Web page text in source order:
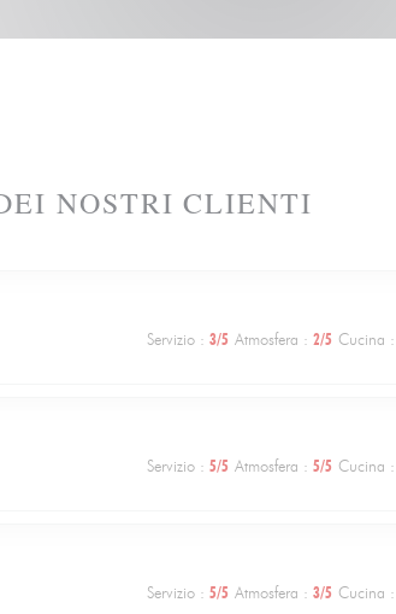
NOSTRI CLIENTI
Servizio : 3/5 Atmosfera : 2/5 Cucina :
Servizio : 5/5 Atmosfera : 5/5 Cucina :
Servizio : 5/5 Atmosfera : 3/5 Cucina :